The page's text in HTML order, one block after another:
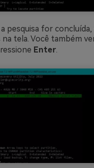
pesquisa for concluída,
tela. Você também
Enter.